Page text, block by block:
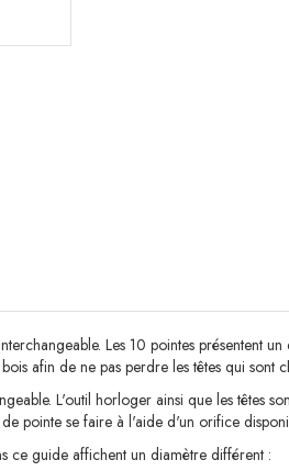
Les 10 pointes présentent
afin de ne pas perdre les têtes qui sont
L'outil horloger ainsi que les têtes
pointe se faire à l'aide d'un orifice
ce guide affichent un diamètre différent :